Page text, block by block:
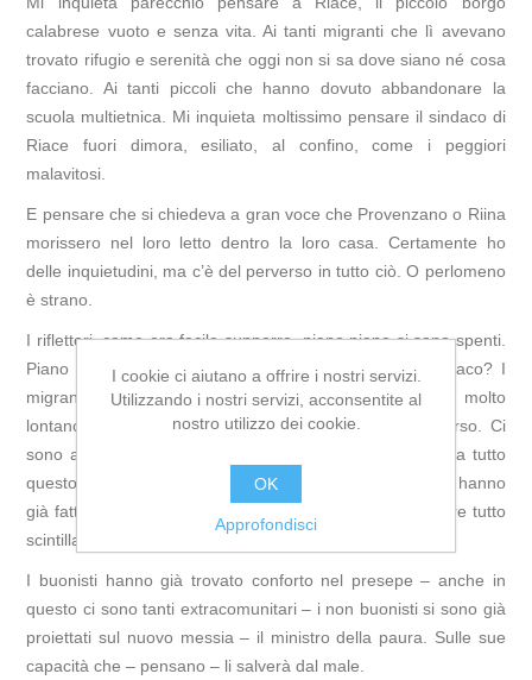
calabrese vuoto e senza vita. Ai tanti migranti che lì avevano
trovato rifugio e serenità che oggi non si sa dove siano né cosa
facciano. Ai tanti piccoli che hanno dovuto abbandonare la
scuola multietnica. Mi inquieta moltissimo pensare il sindaco di
Riace fuori dimora, esiliato, al confino, come i peggiori
malavitosi.
E pensare che si chiedeva a gran voce che Provenzano o Riina
morissero nel loro letto dentro la loro casa. Certamente ho
delle inquietudini, ma c’è del perverso in tutto ciò. O perlomeno
è strano.
I riflettori, come era facile supporre, piano piano si sono spenti.
Piano piano non se ne parlerà più. Riace? Il suo sindaco? I
migranti che parlavano il dialetto calabrese? Tutto molto
lontano. Sì è vero, ci sono ancora iniziative pro in corso. Ci
sono ancora molte persone che tentano di tenere in vita tutto
questo… Ma le feste per la maggior parte della gente hanno
già fatto il loro dovere, far dimenticare i dolori e far vedere tutto
scintillante. Patinato. Luccicante.
I buonisti hanno già trovato conforto nel presepe – anche in
questo ci sono tanti extracomunitari – i non buonisti si sono già
proiettati sul nuovo messia – il ministro della paura. Sulle sue
capacità che – pensano – li salverà dal male.
I cookie ci aiutano a offrire i nostri servizi.
Utilizzando i nostri servizi, acconsentite al
nostro utilizzo dei cookie.
OK
Approfondisci